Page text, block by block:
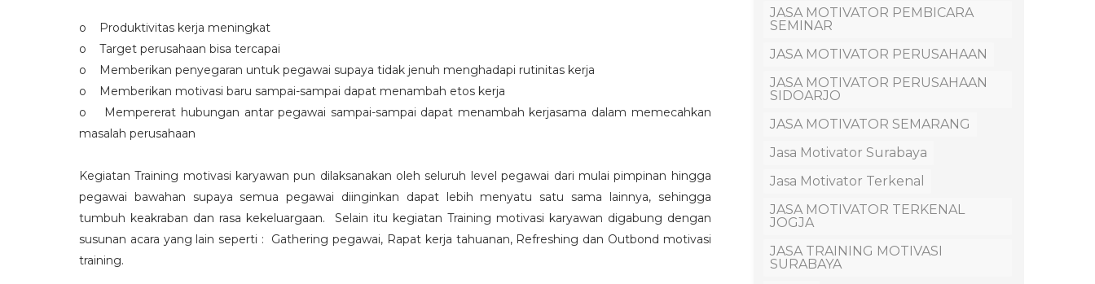
o Produktivitas kerja meningkat
o Target perusahaan bisa tercapai
o Memberikan penyegaran untuk pegawai supaya tidak jenuh menghadapi rutinitas kerja
o Memberikan motivasi baru sampai-sampai dapat menambah etos kerja
o Mempererat hubungan antar pegawai sampai-sampai dapat menambah kerjasama dalam memecahkan
masalah perusahaan
Kegiatan Training motivasi karyawan pun dilaksanakan oleh seluruh level pegawai dari mulai pimpinan hingga
pegawai bawahan supaya semua pegawai diinginkan dapat lebih menyatu satu sama lainnya, sehingga
tumbuh keakraban dan rasa kekeluargaan. Selain itu kegiatan Training motivasi karyawan digabung dengan
susunan acara yang lain seperti : Gathering pegawai, Rapat kerja tahuanan, Refreshing dan Outbond motivasi
training.
JASA MOTIVATOR PEMBICARA
SEMINAR
JASA MOTIVATOR PERUSAHAAN
JASA MOTIVATOR PERUSAHAAN
SIDOARJO
JASA MOTIVATOR SEMARANG
Jasa Motivator Surabaya
Jasa Motivator Terkenal
JASA MOTIVATOR TERKENAL
JOGJA
JASA TRAINING MOTIVASI
SURABAYA